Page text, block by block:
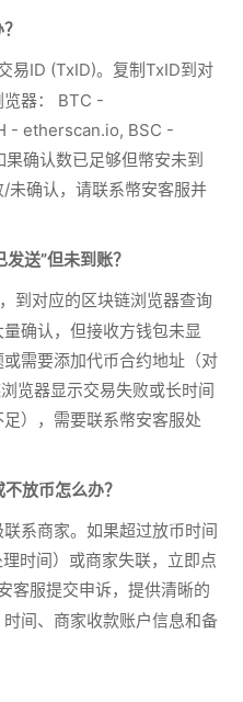
易ID (TxID)。复制TxID到对
览器： BTC -
- etherscan.io, BSC -
确认数已足够但幣安未到
未确认，请联系幣安客服并
送”但未到账？
到对应的区块链浏览器查询
确认，但接收方钱包未显
需要添加代币合约地址（对
览器显示交易失败或长时间
），需要联系幣安客服处
放币怎么办？
系商家。如果超过放币时间
时间）或商家失联，立即点
客服提交申诉，提供清晰的
间、商家收款账户信息和备